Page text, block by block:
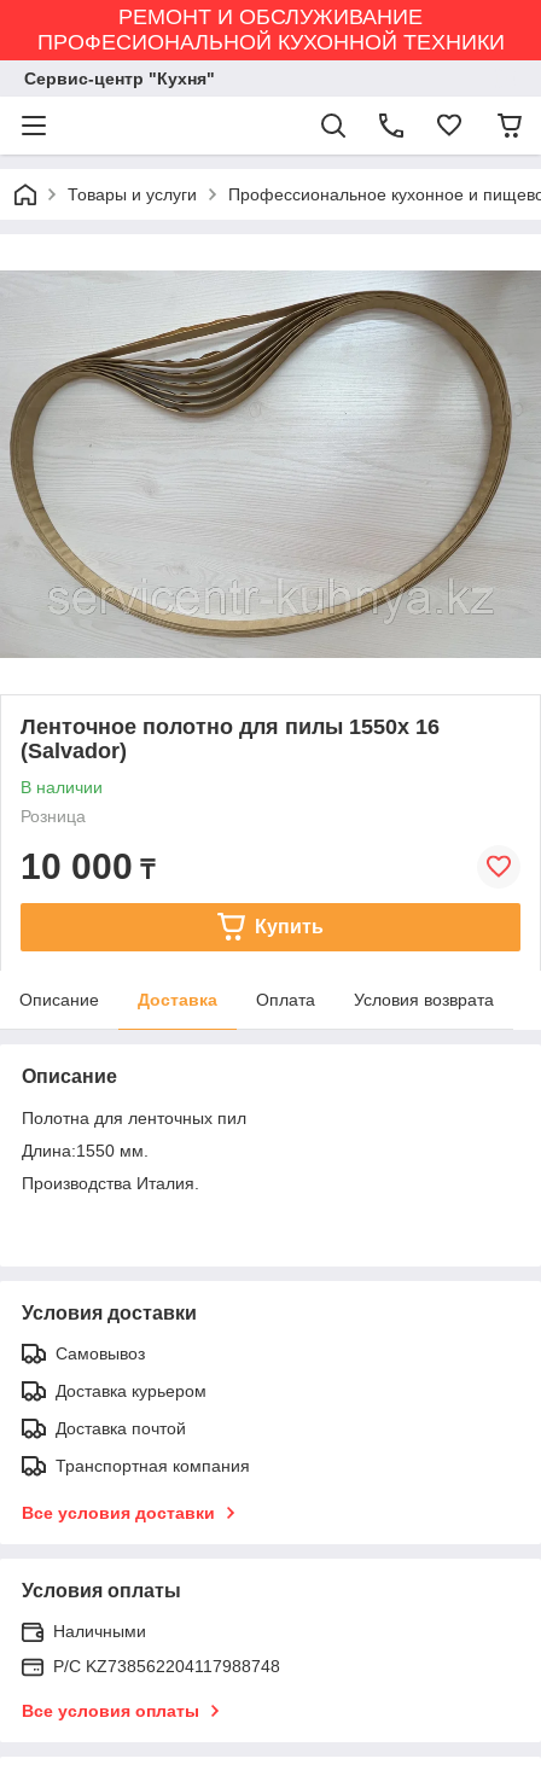
РЕМОНТ И ОБСЛУЖИВАНИЕ
ПРОФЕСИОНАЛЬНОЙ КУХОННОЙ ТЕХНИКИ
Сервис-центр "Кухня"
Товары и услуги Профессиональное кухонное и
Ленточное полотно для пилы 1550х 16
(Salvador)
В наличии
Розница
10 000 ₸
Купить
Описание Доставка Оплата Условия возврата
Описание
Полотна для ленточных пил
Длина:1550 мм.
Производства Италия.
Условия доставки
Самовывоз
Доставка курьером
Доставка почтой
Транспортная компания
Все условия доставки
Условия оплаты
Наличными
Р/C KZ738562204117988748
Все условия оплаты